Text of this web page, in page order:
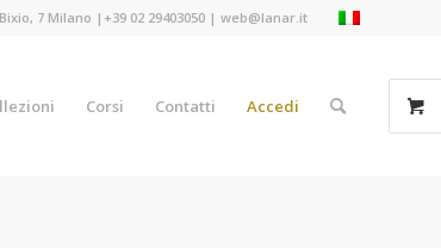
7 Milano |+39 02 29403050 | web@lanar.it
Corsi Contatti Accedi